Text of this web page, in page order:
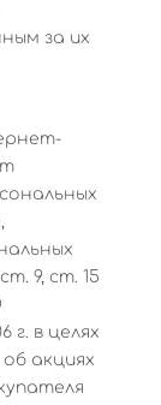
за их
9, ст. 15
г. в целях
акциях